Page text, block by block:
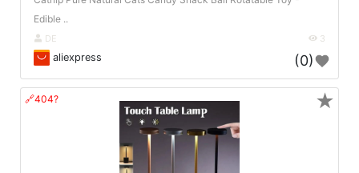
Edible ..
DE 3
aliexpress (0)
🔗404? ★